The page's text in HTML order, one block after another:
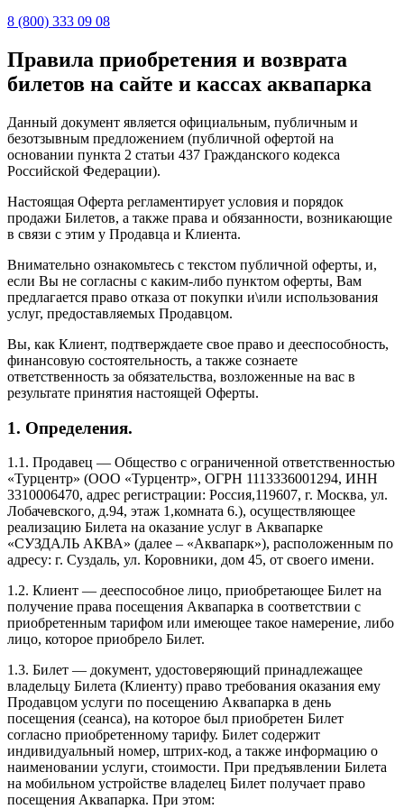
8 (800) 333 09 08
Правила приобретения и возврата
билетов на сайте и кассах аквапарка
Данный документ является официальным, публичным и
безотзывным предложением (публичной офертой на
основании пункта 2 статьи 437 Гражданского кодекса
Российской Федерации).
Настоящая Оферта регламентирует условия и порядок
продажи Билетов, а также права и обязанности, возникающие
в связи с этим у Продавца и Клиента.
Внимательно ознакомьтесь с текстом публичной оферты, и,
если Вы не согласны с каким-либо пунктом оферты, Вам
предлагается право отказа от покупки и\или использования
услуг, предоставляемых Продавцом.
Вы, как Клиент, подтверждаете свое право и дееспособность,
финансовую состоятельность, а также сознаете
ответственность за обязательства, возложенные на вас в
результате принятия настоящей Оферты.
1. Определения.
1.1. Продавец — Общество с ограниченной ответственностью
«Турцентр» (ООО «Турцентр», ОГРН 1113336001294, ИНН
3310006470, адрес регистрации: Россия,119607, г. Москва, ул.
Лобачевского, д.94, этаж 1,комната 6.), осуществляющее
реализацию Билета на оказание услуг в Аквапарке
«СУЗДАЛЬ АКВА» (далее – «Аквапарк»), расположенным по
адресу: г. Суздаль, ул. Коровники, дом 45, от своего имени.
1.2. Клиент — дееспособное лицо, приобретающее Билет на
получение права посещения Аквапарка в соответствии с
приобретенным тарифом или имеющее такое намерение, либо
лицо, которое приобрело Билет.
1.3. Билет — документ, удостоверяющий принадлежащее
владельцу Билета (Клиенту) право требования оказания ему
Продавцом услуги по посещению Аквапарка в день
посещения (сеанса), на которое был приобретен Билет
согласно приобретенному тарифу. Билет содержит
индивидуальный номер, штрих-код, а также информацию о
наименовании услуги, стоимости. При предъявлении Билета
на мобильном устройстве владелец Билет получает право
посещения Аквапарка. При этом: